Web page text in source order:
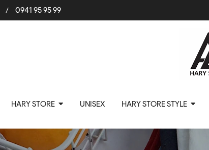
/ 0941 95 95 99
HARY STORE UNISEX HARY STORE STYLE